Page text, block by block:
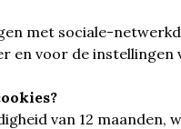
met sociale-
en voor de instellingen
van 12